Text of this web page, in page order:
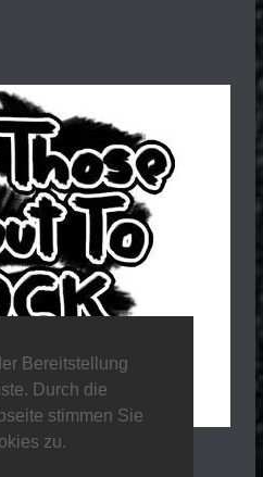
Bereitstellung
Durch die
stimmen Sie
zu.